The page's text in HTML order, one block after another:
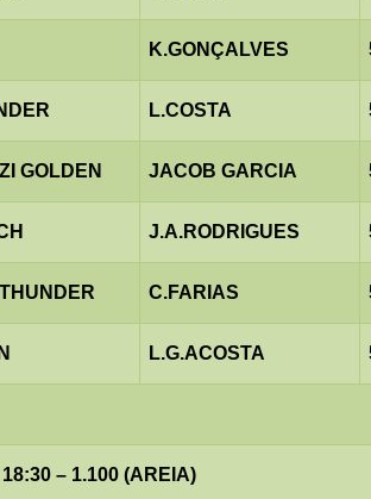
K.GONÇALVES
L.COSTA
GOLDEN JACOB GARCIA
J.A.RODRIGUES
C.FARIAS
L.G.ACOSTA
– 1.100 (AREIA)